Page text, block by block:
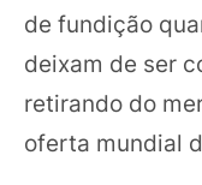
de fundição
deixam de ser
retirando do
oferta mundial